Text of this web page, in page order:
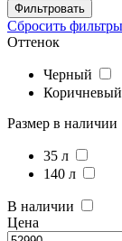
Сбросить фильтры
Оттенок
Черный
Коричневый
Размер в наличии
35 л
140 л
В наличии
Цена